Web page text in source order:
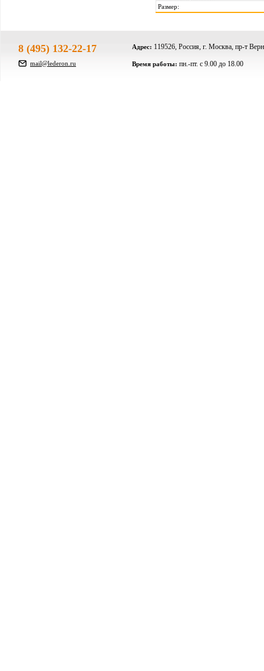
Размер:
8 (495) 132-22-17
mail@lederon.ru
Адрес: 119526, Россия, г. Москва, пр-т
Время работы: пн.-пт. c 9.00 до 18.00